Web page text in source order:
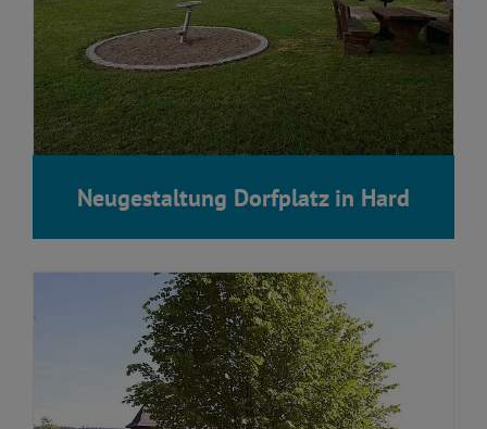
Neugestaltung Dorfplatz in Hard